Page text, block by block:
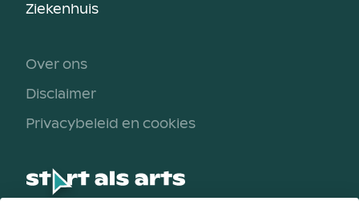
Ziekenhuis
Over ons
Disclaimer
Privacybeleid en cookies